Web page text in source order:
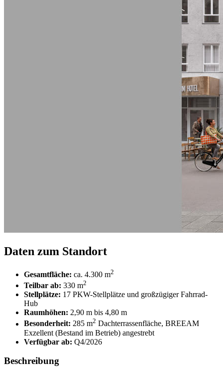
Daten zum Standort
Gesamtfläche: ca. 4.300 m2
Teilbar ab: 330 m2
Stellplätze: 17 PKW-Stellplätze und großzügiger Fahrrad-
Hub
Raumhöhen: 2,90 m bis 4,80 m
Besonderheit: 285 m2 Dachterrassenfläche, BREEAM
Exzellent (Bestand im Betrieb) angestrebt
Verfügbar ab: Q4/2026
Beschreibung